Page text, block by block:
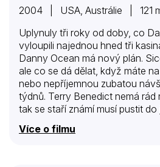
2004 | USA, Austrálie | 121
Uplynuly tři roky od doby, co
vyloupili najednou hned tři
Danny Ocean má nový plán.
ale co se dá dělat, když máte
nebo nepříjemnou zubatou
týdnů. Terry Benedict nemá rád
tak se staří známí musí pustit
akce, než byla ta první. A aby to
jednoduché, půjde po nich i
Více o filmu